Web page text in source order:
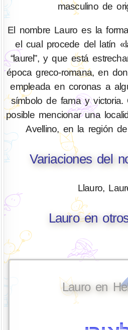
masculino de
El nombre Lauro es la
el cual procede del latín
“laurel”, y que está
época greco-romana, en
empleada en coronas a
símbolo de fama y
posible mencionar una
Avellino, en la región
Variaciones del
Llauro,
Lauro en
Lauro en